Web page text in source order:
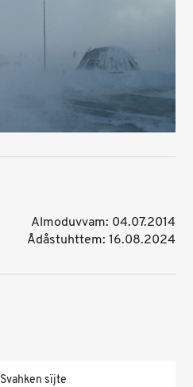
Almoduvvam: 04.07.2014
Ådåstuhttem: 16.08.2024
Svahken sïjte